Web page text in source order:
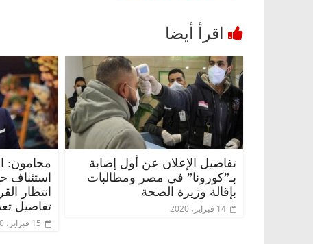
تفاصيل الإعلان عن أول إصابة
بـ”كورونا” في مصر ومطالبات
بإقالة وزيرة الصحة
14 فبراير، 2020
محامون:
استئناف
انتظار
تفاصيل
15 فبراير، 2020